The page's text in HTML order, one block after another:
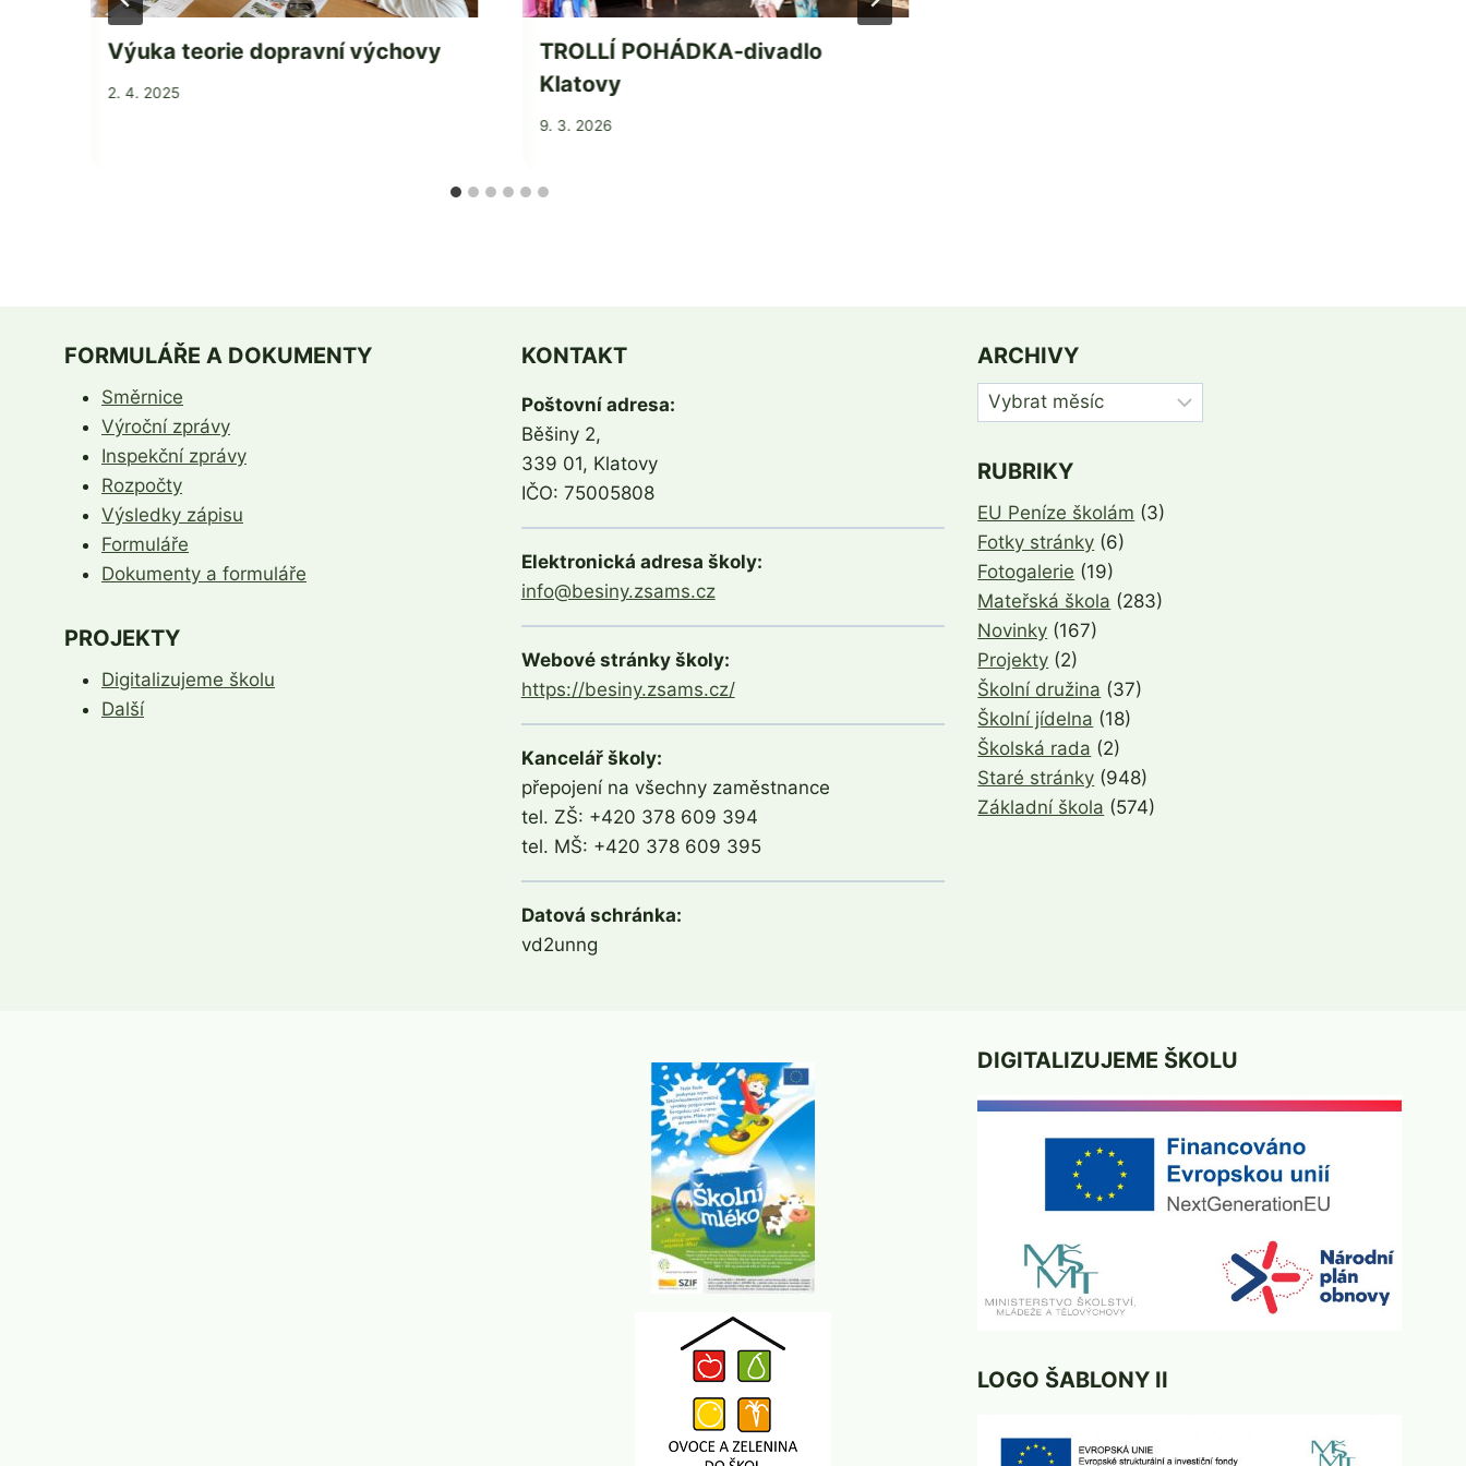
Výuka teorie dopravní výchovy
Od
2. 4. 2025
TROLLÍ POHÁDKA-divadlo
Klatovy
Od
9. 3. 2026
FORMULÁŘE A DOKUMENTY
Směrnice
Výroční zprávy
Inspekční zprávy
Rozpočty
Výsledky zápisu
Formuláře
Dokumenty a formuláře
PROJEKTY
Digitalizujeme školu
Další
KONTAKT
Poštovní adresa:
Běšiny 2,
339 01, Klatovy
IČO: 75005808
Elektronická adresa školy:
info@besiny.zsams.cz
Webové stránky školy:
https://besiny.zsams.cz/
Kancelář školy:
přepojení na všechny zaměstnance
tel. ZŠ: +420 378 609 394
tel. MŠ: +420 378 609 395
Datová schránka:
vd2unng
ARCHIVY
Archivy
RUBRIKY
EU Peníze školám (3)
Fotky stránky (6)
Fotogalerie (19)
Mateřská škola (283)
Novinky (167)
Projekty (2)
Školní družina (37)
Školní jídelna (18)
Školská rada (2)
Staré stránky (948)
Základní škola (574)
DIGITALIZUJEME ŠKOLU
LOGO ŠABLONY II